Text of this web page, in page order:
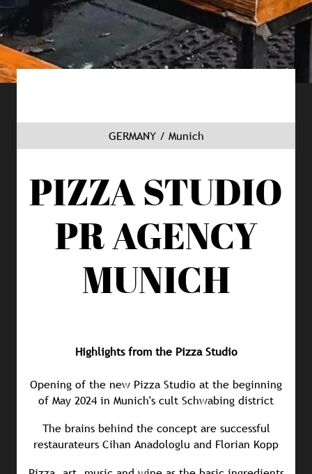
GERMANY / Munich
PIZZA STUDIO
PR AGENCY
MUNICH
Highlights from the Pizza Studio
Opening of the new Pizza Studio at the beginning
of May 2024 in Munich's cult Schwabing district
The brains behind the concept are successful
restaurateurs Cihan Anadologlu and Florian Kopp